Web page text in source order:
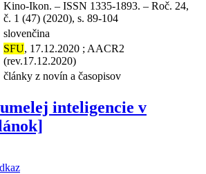
Kino-Ikon. – ISSN 1335-1893. – Roč. 24,
č. 1 (47) (2020), s. 89-104
slovenčina
SFU, 17.12.2020 ; AACR2
(rev.17.12.2020)
články z novín a časopisov
inteligencie v